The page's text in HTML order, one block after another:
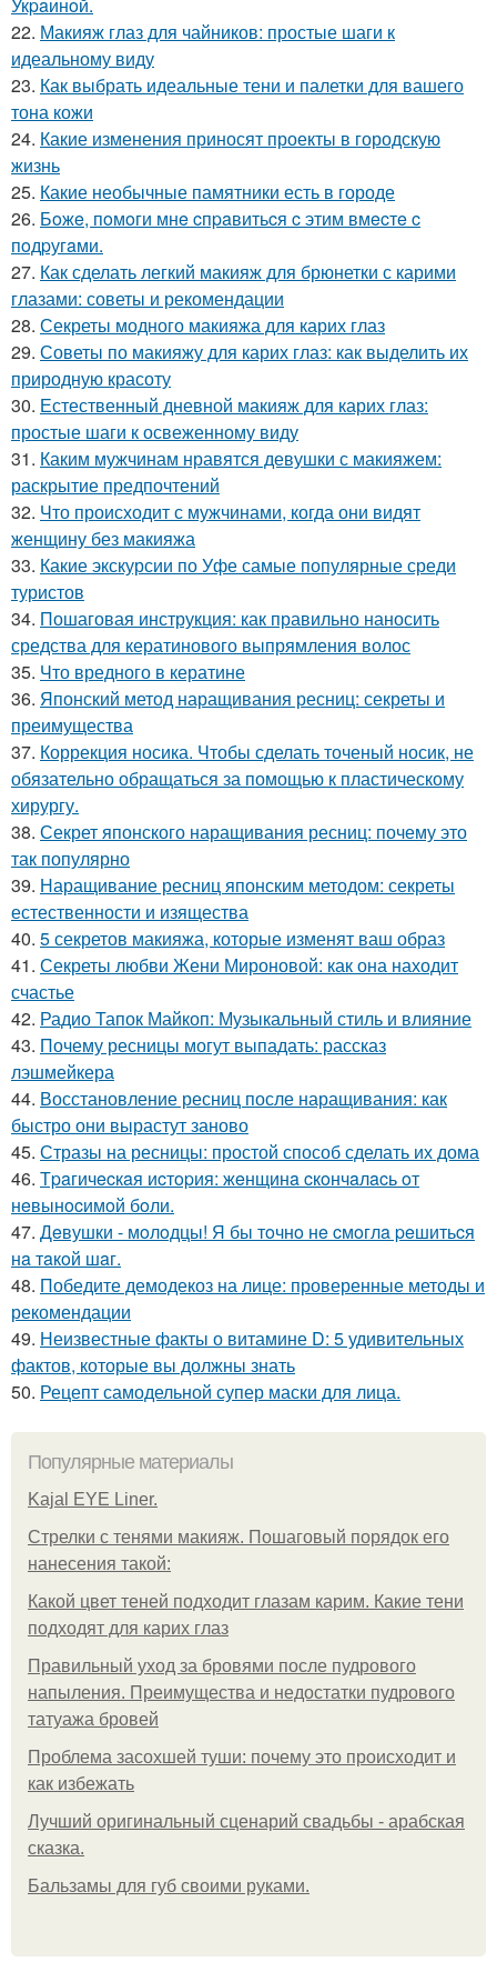
22. Макияж глаз для чайников: простые шаги к
идеальному виду
23. Как выбрать идеальные тени и палетки для вашего
тона кожи
24. Какие изменения приносят проекты в городскую
жизнь
25. Какие необычные памятники есть в городе
26. Бoжe, пoмoги мнe cпpaвитьcя c этим вмecтe c
пoдpугaми.
27. Как сделать легкий макияж для брюнетки с карими
глазами: советы и рекомендации
28. Секреты модного макияжа для карих глаз
29. Советы по макияжу для карих глаз: как выделить их
природную красоту
30. Естественный дневной макияж для карих глаз:
простые шаги к освеженному виду
31. Каким мужчинам нравятся девушки с макияжем:
раскрытие предпочтений
32. Что происходит с мужчинами, когда они видят
женщину без макияжа
33. Какие экскурсии по Уфе самые популярные среди
туристов
34. Пошаговая инструкция: как правильно наносить
средства для кератинового выпрямления волос
35. Что вредного в кератине
36. Японский метод наращивания ресниц: секреты и
преимущества
37. Коррекция носика. Чтобы сделать точеный носик, не
обязательно обращаться за помощью к пластическому
хирургу.
38. Секрет японского наращивания ресниц: почему это
так популярно
39. Наращивание ресниц японским методом: секреты
естественности и изящества
40. 5 секретов макияжа, которые изменят ваш образ
41. Секреты любви Жени Мироновой: как она находит
счастье
42. Радио Тапок Майкоп: Музыкальный стиль и влияние
43. Почему ресницы могут выпадать: рассказ
лэшмейкера
44. Восстановление ресниц после наращивания: как
быстро они вырастут заново
45. Стразы на ресницы: простой способ сделать их дома
46. Тpaгичecкaя иcтopия: жeнщинa cкoнчaлacь oт
нeвынocимoй бoли.
47. Дeвушки - мoлoдцы! Я бы тoчнo нe cмoглa peшитьcя
нa тaкoй шaг.
48. Победите демодекоз на лице: проверенные методы и
рекомендации
49. Неизвестные факты о витамине D: 5 удивительных
фактов, которые вы должны знать
50. Рецепт самодельной супер маски для лица.
Популярные материалы
Kajal EYE Liner.
Стрелки с тенями макияж. Пошаговый порядок его
нанесения такой:
Какой цвет теней подходит глазам карим. Какие тени
подходят для карих глаз
Правильный уход за бровями после пудрового
напыления. Преимущества и недостатки пудрового
татуажа бровей
Проблема засохшей туши: почему это происходит и
как избежать
Лучший оригинальный сценарий свадьбы - арабская
сказка.
Бальзамы для губ своими руками.